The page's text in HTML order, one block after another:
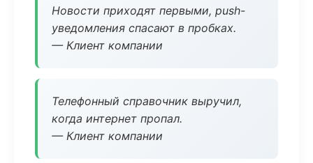
Новости приходят первыми, push-
уведомления спасают в пробках.
— Клиент компании
Телефонный справочник выручил,
когда интернет пропал.
— Клиент компании